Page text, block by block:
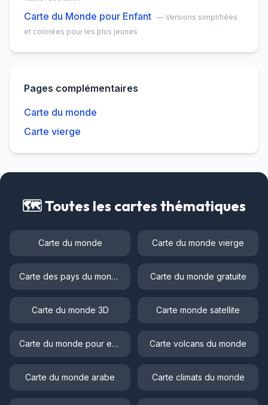
licence éducative permet la duplication illimitée
dans l'établissement.
Carte du Monde pour Enfant — Versions simplifiées
et colorées pour les plus jeunes
Pages complémentaires
Carte du monde
Carte vierge
🗺️ Toutes les cartes thématiques
Carte du monde Carte du monde vierge
Carte des pays du monde Carte du monde gratuite
Carte du monde 3D Carte monde satellite
Carte du monde pour enfant Carte volcans du monde
Carte du monde arabe Carte climats du monde